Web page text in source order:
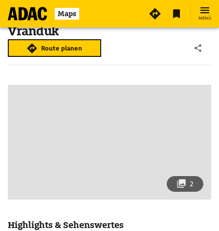
Maps MENÜ
Vranduk
Route planen
2
Highlights & Sehenswertes